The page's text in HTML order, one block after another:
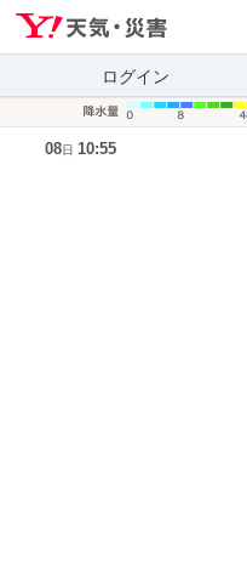
ログイン
08日 10:55